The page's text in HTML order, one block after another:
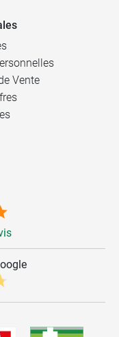
Vente